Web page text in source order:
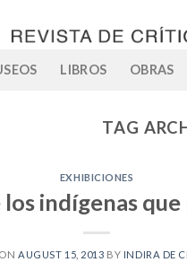
LIBROS OBRAS
TAG
EXHIBICIONES
indígenas
ONAUGUST 15, 2013 BY INDIRA DE